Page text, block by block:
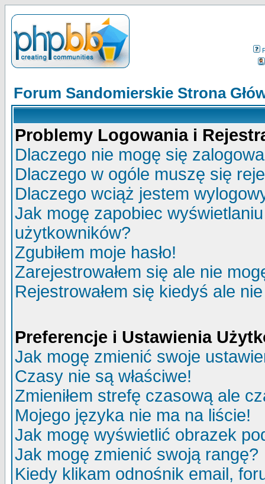
Forum Sandomierskie Strona
Problemy Logowania i
Dlaczego nie mogę się
Dlaczego w ogóle muszę się
Dlaczego wciąż jestem
Jak mogę zapobiec
użytkowników?
Zgubiłem moje hasło!
Zarejestrowałem się ale nie
Rejestrowałem się kiedyś ale
Preferencje i Ustawienia
Jak mogę zmienić swoje
Czasy nie są właściwe!
Zmieniłem strefę czasową ale
Mojego języka nie ma na liście!
Jak mogę wyświetlić obrazek
Jak mogę zmienić swoją rangę?
Kiedy klikam odnośnik email,